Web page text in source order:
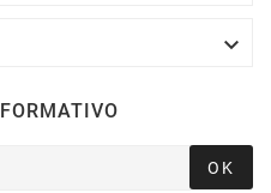

OK